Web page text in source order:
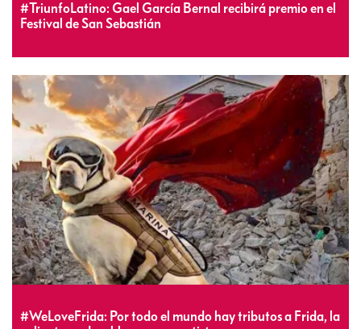
#TriunfoLatino: Gael García Bernal recibirá premio en el
Festival de San Sebastián
#WeLoveFrida: Por todo el mundo hay tributos a Frida, la